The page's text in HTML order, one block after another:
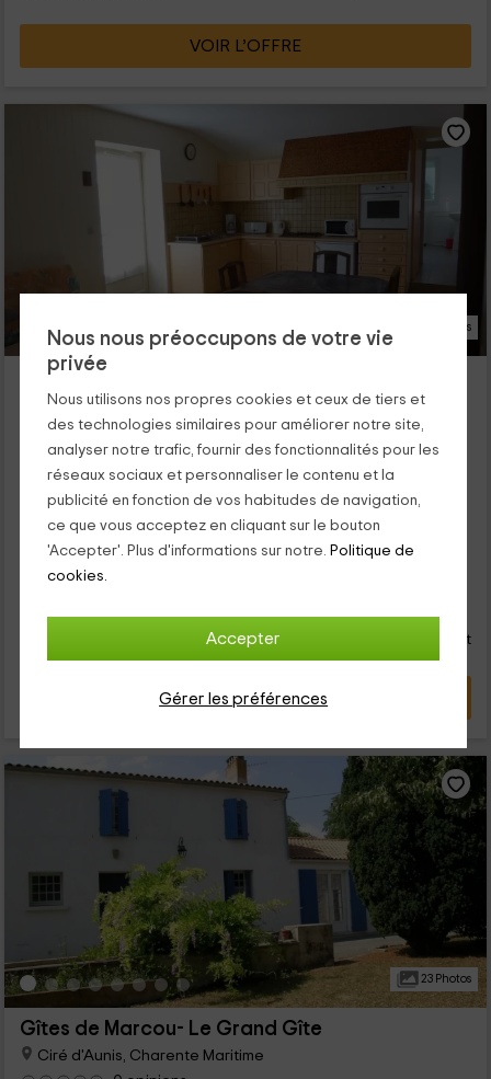
Nous nous préoccupons de votre vie
privée
Nous utilisons nos propres cookies et ceux de tiers et
des technologies similaires pour améliorer notre site,
analyser notre trafic, fournir des fonctionnalités pour les
réseaux sociaux et personnaliser le contenu et la
publicité en fonction de vos habitudes de navigation,
ce que vous acceptez en cliquant sur le bouton
'Accepter'. Plus d'informations sur notre. Politique de
cookies.
Accepter
Gérer les préférences
VOIR L’OFFRE
13 Photos
Gîtes de Marcou- Le Petit Gîte
Ciré d'Aunis, Charente Maritime
0 opinions
Louer en entier
2 chambres
4 personnes
1 salles de bain
Vous avez envie de vous échapper avec votre petite famille à
la ferme pour des vacances ? Nous vous proposons cette
petite maison située à Cire-d'Aunis plus...
Contact direct
de28
personne et nuit
VOIR L’OFFRE
23 Photos
Gîtes de Marcou- Le Grand Gîte
Ciré d'Aunis, Charente Maritime